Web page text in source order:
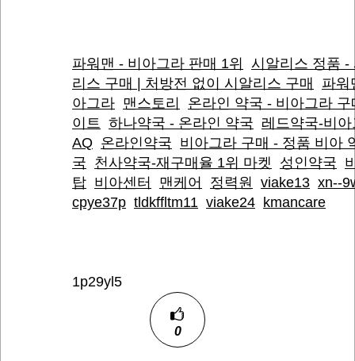
파워맨 - 비아그라 판매 1위
시알리스 정품 -
리스 구매 | 처방전 없이 시알리스 구매
파워
아그라 맨스토리
온라인 약국 - 비아그라 구
이트 하나약국 - 온라인 약국 레드약국-비
AQ 온라인약국 비아그라 구매 - 정품 비아
국 천사약국-재구매율 1위 마켓 성인약국
탑 비아센터 맨케어 정력원 viake13 xn--
cpye37p tldkffltm11 viake24 kmancare
1p29yl5
0